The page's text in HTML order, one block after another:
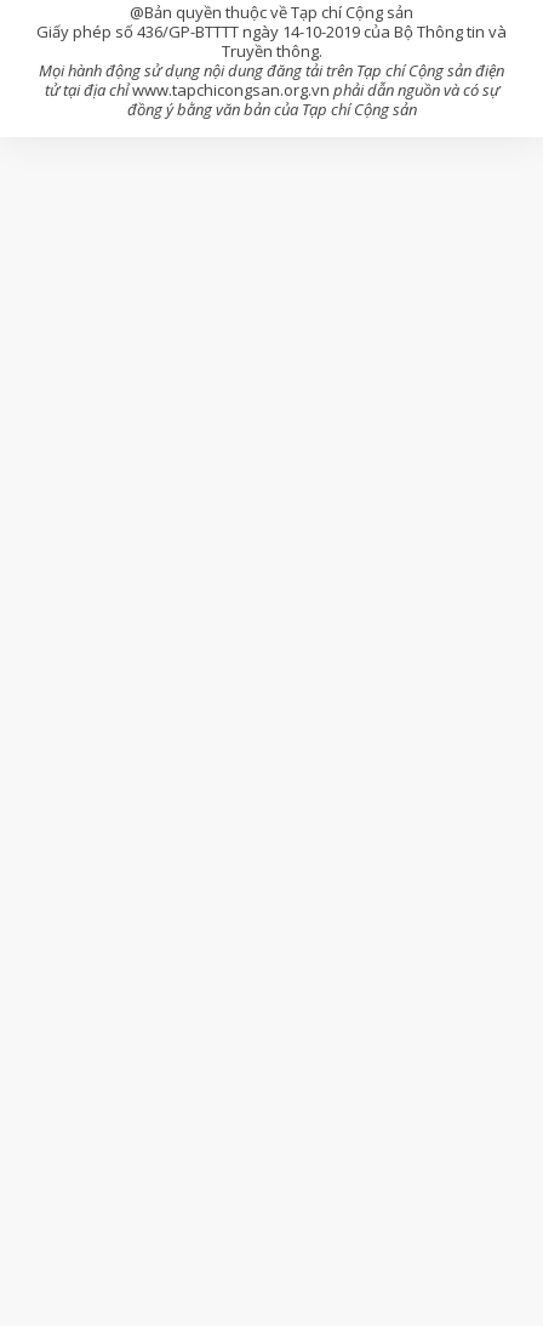
@Bản quyền thuộc về Tạp chí Cộng sản
Giấy phép số 436/GP-BTTTT ngày 14-10-2019 của Bộ Thông tin và
Truyền thông.
Mọi hành động sử dụng nội dung đăng tải trên Tạp chí Cộng sản điện
tử tại địa chỉwww.tapchicongsan.org.vn phải dẫn nguồn và có sự
đồng ý bằng văn bản của Tạp chí Cộng sản